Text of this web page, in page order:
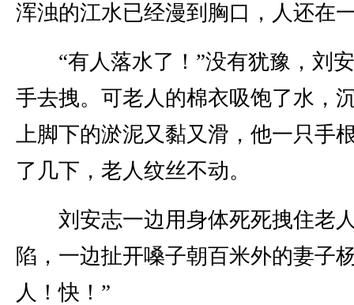
浑浊的江水已经漫到胸口，人还在
“有人落水了！”没有犹豫，刘
手去拽。可老人的棉衣吸饱了水，
上脚下的淤泥又黏又滑，他一只手
了几下，老人纹丝不动。
刘安志一边用身体死死拽住老
陷，一边扯开嗓子朝百米外的妻子
人！快！”